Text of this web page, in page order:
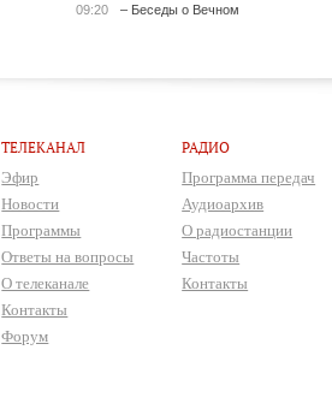
09:20 – Беседы о Вечном
ТЕЛЕКАНАЛ
Эфир
Новости
Программы
Ответы на вопросы
О телеканале
Контакты
Форум
РАДИО
Программа передач
Аудиоархив
О радиостанции
Частоты
Контакты